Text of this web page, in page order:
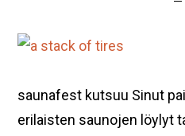
saunafest kutsuu Sinut
erilaisten saunojen löylyt